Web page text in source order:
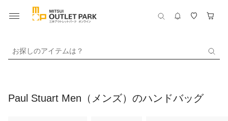
お探しのアイテムは？
Paul Stuart Men（メンズ）のハンドバッグ